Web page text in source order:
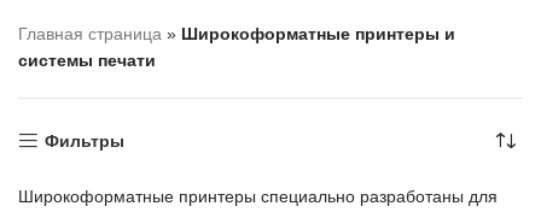
Главная страница » Широкоформатные принтеры и
системы печати
Фильтры
Широкоформатные принтеры специально разработаны для